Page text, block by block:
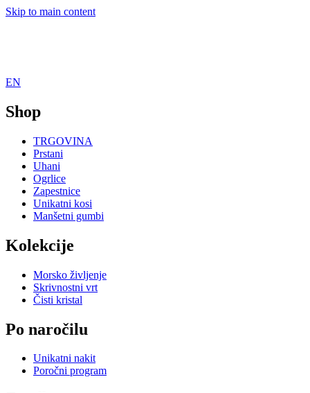
Skip to main content
EN
Shop
TRGOVINA
Prstani
Uhani
Ogrlice
Zapestnice
Unikatni kosi
Manšetni gumbi
Kolekcije
Morsko življenje
Skrivnostni vrt
Čisti kristal
Po naročilu
Unikatni nakit
Poročni program